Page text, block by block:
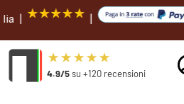
|
4.9/5su +120 recensioni